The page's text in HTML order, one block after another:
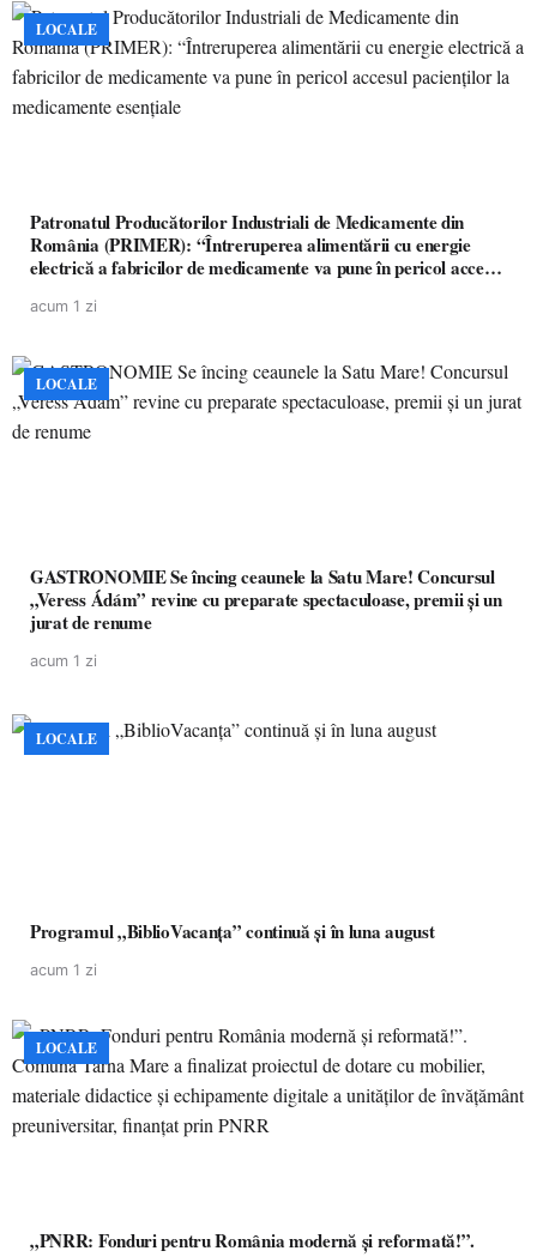
LOCALE
Patronatul Producătorilor Industriali de Medicamente din
România (PRIMER): “Întreruperea alimentării cu energie
electrică a fabricilor de medicamente va pune în pericol accesul
acum 1 zi
LOCALE
GASTRONOMIE Se încing ceaunele la Satu Mare! Concursul
„Veress Ádám” revine cu preparate spectaculoase, premii și un
jurat de renume
acum 1 zi
LOCALE
Programul „BiblioVacanța” continuă și în luna august
acum 1 zi
LOCALE
„PNRR: Fonduri pentru România modernă și reformată!”.